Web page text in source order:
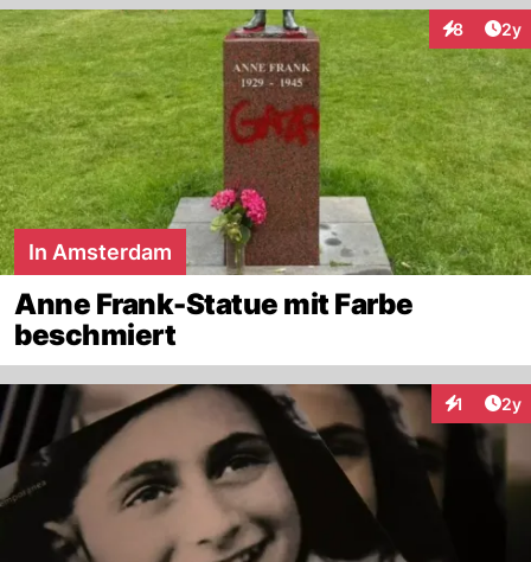
8 2y
In Amsterdam
Anne Frank-Statue mit Farbe
beschmiert
1 2y